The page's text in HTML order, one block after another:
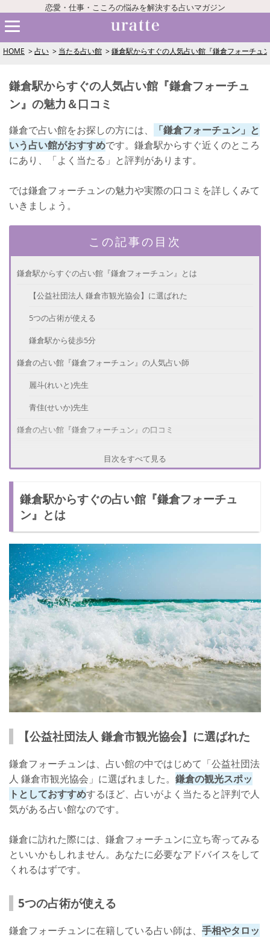
恋愛・仕事・こころの悩みを解決する占いマガジン
HOME 占い 当たる占い館 鎌倉駅からすぐの人気占い館『鎌倉フォーチュ
鎌倉駅からすぐの人気占い館『鎌倉フォーチュ
ン』の魅力＆口コミ
鎌倉で占い館をお探しの方には、
「鎌倉フォーチュン」と
いう占い館がおすすめです。鎌倉駅からすぐ近くのところ
にあり、「よく当たる」と評判があります。
では鎌倉フォーチュンの魅力や実際の口コミを詳しくみて
いきましょう。
この記事の目次
鎌倉駅からすぐの占い館『鎌倉フォーチュン』とは
【公益社団法人 鎌倉市観光協会】に選ばれた
5つの占術が使える
鎌倉駅から徒歩5分
鎌倉の占い館『鎌倉フォーチュン』の人気占い師
麗斗(れいと)先生
青佳(せいか)先生
鎌倉の占い館『鎌倉フォーチュン』の口コミ
店舗詳細
さいごに
目次をすべて見る
鎌倉駅からすぐの占い館『鎌倉フォーチュ
ン』とは
【公益社団法人 鎌倉市観光協会】に選ばれた
鎌倉フォーチュンは、占い館の中ではじめて「公益社団法
人 鎌倉市観光協会」に選ばれました。 鎌倉の観光スポッ
トとしておすすめするほど、占いがよく当たると評判で人
気がある占い館なのです。
鎌倉に訪れた際には、鎌倉フォーチュンに立ち寄ってみる
といいかもしれません。あなたに必要なアドバイスをして
くれるはずです。
5つの占術が使える
鎌倉フォーチュンに在籍している占い師は、 手相やタロッ